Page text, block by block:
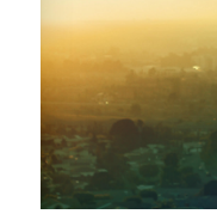
r
n
I
d
r
e
g
a
t
i
o
n